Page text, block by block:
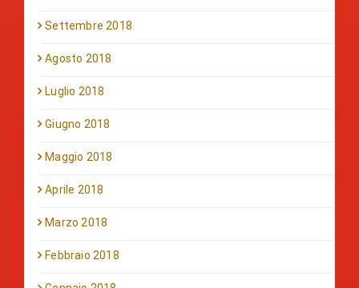
Settembre 2018
Agosto 2018
Luglio 2018
Giugno 2018
Maggio 2018
Aprile 2018
Marzo 2018
Febbraio 2018